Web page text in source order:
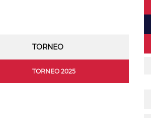
TORNEO
TORNEO 2025